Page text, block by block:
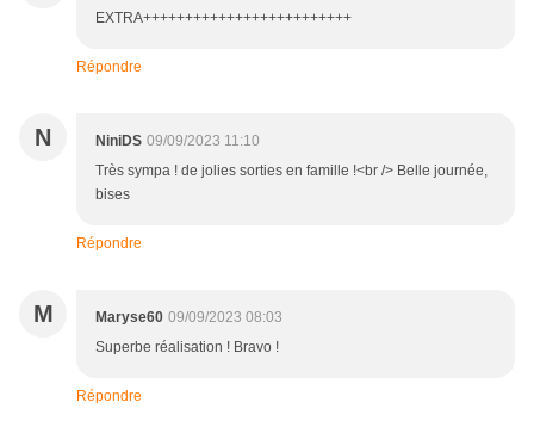
EXTRA+++++++++++++++++++++++++
Répondre
N NiniDS 09/09/2023 11:10
Très sympa ! de jolies sorties en famille !<br /> Belle journée,
bises
Répondre
M Maryse60 09/09/2023 08:03
Superbe réalisation ! Bravo !
Répondre